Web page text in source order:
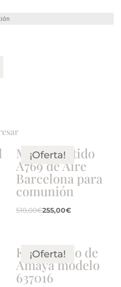
¡Oferta!
M.9.2. Vestido
A769 de Aire
Barcelona para
comunión
510,00€255,00€
¡Oferta!
K.3. Vestido de
Amaya modelo
637016